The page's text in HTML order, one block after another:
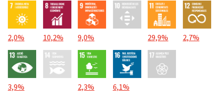
2,0% 10,2% 9,0% 29,9% 2,7%
3,9% 2,3% 6,1%